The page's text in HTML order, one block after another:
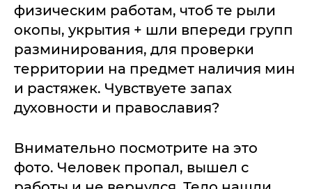
физическим работам, чтоб те рыли
окопы, укрытия + шли впереди групп
разминирования, для проверки
территории на предмет наличия мин
и растяжек. Чувствуете запах
духовности и православия?
Внимательно посмотрите на это
фото. Человек пропал, вышел с